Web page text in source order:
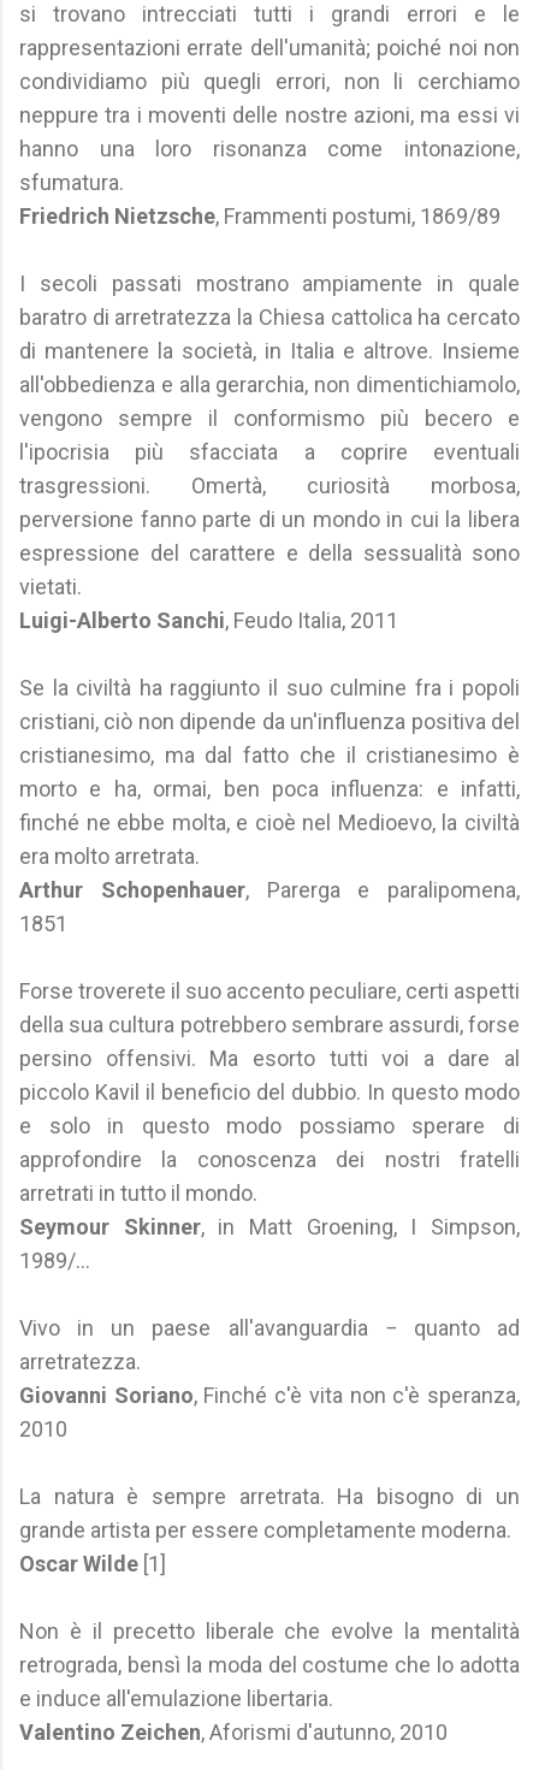
si trovano intrecciati tutti i grandi errori e le
rappresentazioni errate dell'umanità; poiché noi non
condividiamo più quegli errori, non li cerchiamo
neppure tra i moventi delle nostre azioni, ma essi vi
hanno una loro risonanza come intonazione,
sfumatura.
Friedrich Nietzsche, Frammenti postumi, 1869/89
I secoli passati mostrano ampiamente in quale
baratro di arretratezza la Chiesa cattolica ha cercato
di mantenere la società, in Italia e altrove. Insieme
all'obbedienza e alla gerarchia, non dimentichiamolo,
vengono sempre il conformismo più becero e
l'ipocrisia più sfacciata a coprire eventuali
trasgressioni. Omertà, curiosità morbosa,
perversione fanno parte di un mondo in cui la libera
espressione del carattere e della sessualità sono
vietati.
Luigi-Alberto Sanchi, Feudo Italia, 2011
Se la civiltà ha raggiunto il suo culmine fra i popoli
cristiani, ciò non dipende da un'influenza positiva del
cristianesimo, ma dal fatto che il cristianesimo è
morto e ha, ormai, ben poca influenza: e infatti,
finché ne ebbe molta, e cioè nel Medioevo, la civiltà
era molto arretrata.
Arthur Schopenhauer, Parerga e paralipomena,
1851
Forse troverete il suo accento peculiare, certi aspetti
della sua cultura potrebbero sembrare assurdi, forse
persino offensivi. Ma esorto tutti voi a dare al
piccolo Kavil il beneficio del dubbio. In questo modo
e solo in questo modo possiamo sperare di
approfondire la conoscenza dei nostri fratelli
arretrati in tutto il mondo.
Seymour Skinner, in Matt Groening, I Simpson,
1989/...
Vivo in un paese all'avanguardia − quanto ad
arretratezza.
Giovanni Soriano, Finché c'è vita non c'è speranza,
2010
La natura è sempre arretrata. Ha bisogno di un
grande artista per essere completamente moderna.
Oscar Wilde [1]
Non è il precetto liberale che evolve la mentalità
retrograda, bensì la moda del costume che lo adotta
e induce all'emulazione libertaria.
Valentino Zeichen, Aforismi d'autunno, 2010